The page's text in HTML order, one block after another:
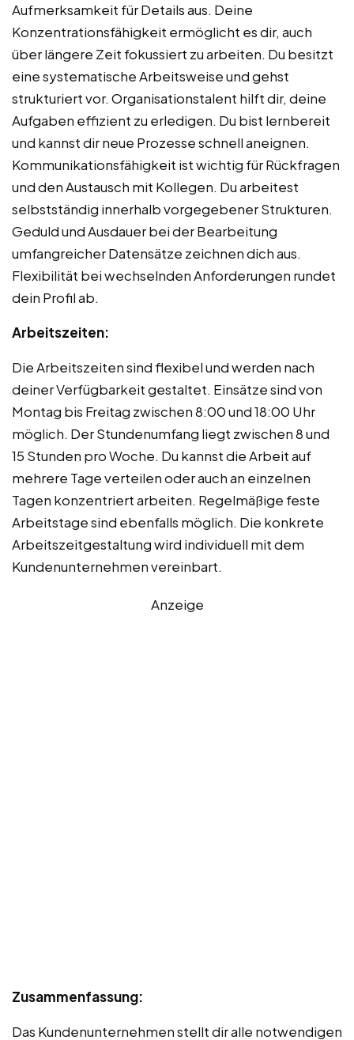
Aufmerksamkeit für Details aus. Deine
Konzentrationsfähigkeit ermöglicht es dir, auch
über längere Zeit fokussiert zu arbeiten. Du besitzt
eine systematische Arbeitsweise und gehst
strukturiert vor. Organisationstalent hilft dir, deine
Aufgaben effizient zu erledigen. Du bist lernbereit
und kannst dir neue Prozesse schnell aneignen.
Kommunikationsfähigkeit ist wichtig für Rückfragen
und den Austausch mit Kollegen. Du arbeitest
selbstständig innerhalb vorgegebener Strukturen.
Geduld und Ausdauer bei der Bearbeitung
umfangreicher Datensätze zeichnen dich aus.
Flexibilität bei wechselnden Anforderungen rundet
dein Profil ab.
Arbeitszeiten:
Die Arbeitszeiten sind flexibel und werden nach
deiner Verfügbarkeit gestaltet. Einsätze sind von
Montag bis Freitag zwischen 8:00 und 18:00 Uhr
möglich. Der Stundenumfang liegt zwischen 8 und
15 Stunden pro Woche. Du kannst die Arbeit auf
mehrere Tage verteilen oder auch an einzelnen
Tagen konzentriert arbeiten. Regelmäßige feste
Arbeitstage sind ebenfalls möglich. Die konkrete
Arbeitszeitgestaltung wird individuell mit dem
Kundenunternehmen vereinbart.
Anzeige
Zusammenfassung:
Das Kundenunternehmen stellt dir alle notwendigen